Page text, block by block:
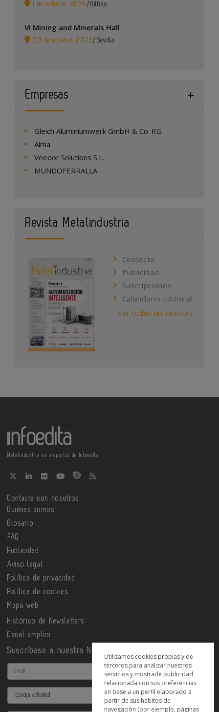
1 de octubre, 2026 / Bilbao
VI Mining and Minerals Hall
20 de octubre, 2026/ Sevilla
Empresas
Gleich Aluminiumwerk GmbH & Co. KG
Alma
Veedor Solutions S.L.
MUNDOFERRALLA
Revista Metalindustria
Contacto
Publicidad
Suscripciones
Calendario Editorial
Ver todas las revistas
Metalindustria es un portal de Infoedita
Contacte con nosotros
Quiénes somos
Glosario
FAQ
Publicidad
Aviso legal
Política de privacidad
Política de cookies
Mapa web
Histórico de Newsletters
Canal empleo
Suscríbase a nuestra Newsletter
Email
Actividad
Utilizamos cookies propias y de
terceros para analizar nuestros
servicios y mostrarle publicidad
relacionada con sus preferencias
en base a un perfil elaborado a
partir de sus hábitos de
navegación (por ejemplo, páginas